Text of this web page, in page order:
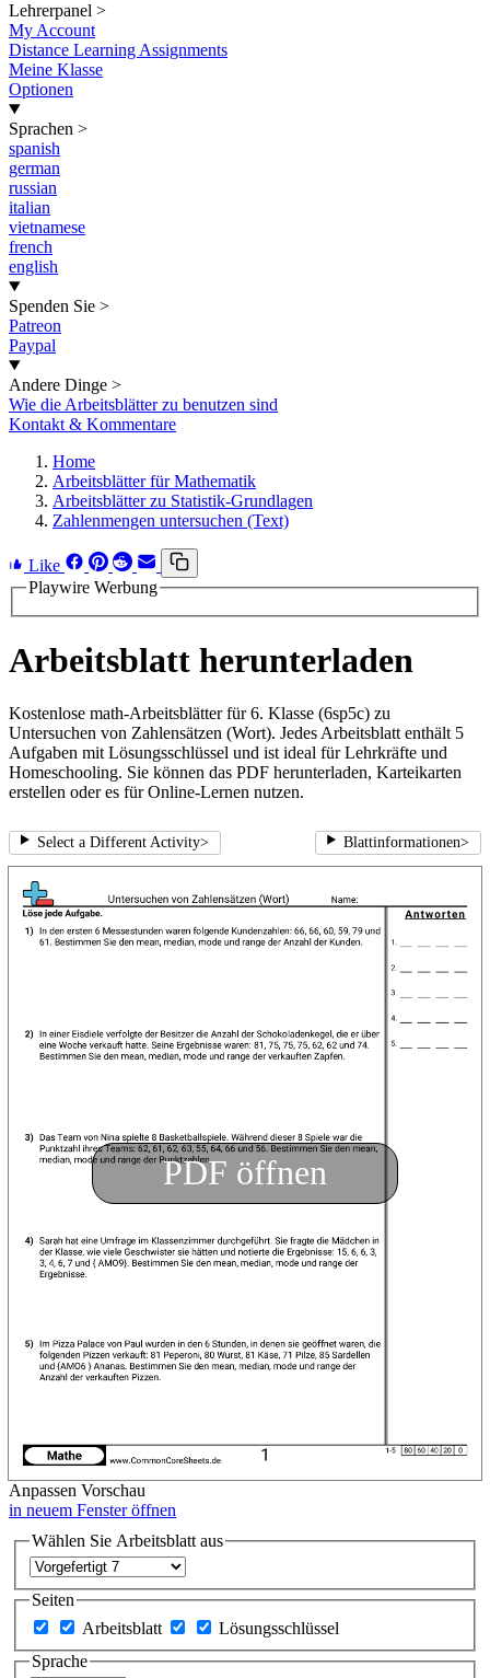
Lehrerpanel >
My Account
Distance Learning Assignments
Meine Klasse
Optionen
Sprachen >
spanish
german
russian
italian
vietnamese
french
english
Spenden Sie >
Patreon
Paypal
Andere Dinge >
Wie die Arbeitsblätter zu benutzen sind
Kontakt & Kommentare
Home
Arbeitsblätter für Mathematik
Arbeitsblätter zu Statistik-Grundlagen
Zahlenmengen untersuchen (Text)
Like
Playwire Werbung
Arbeitsblatt herunterladen
Kostenlose math-Arbeitsblätter für 6. Klasse (6sp5c) zu
Untersuchen von Zahlensätzen (Wort). Jedes Arbeitsblatt enthält 5
Aufgaben mit Lösungsschlüssel und ist ideal für Lehrkräfte und
Homeschooling. Sie können das PDF herunterladen, Karteikarten
erstellen oder es für Online-Lernen nutzen.
Select a Different Activity> Blattinformationen>
PDF öffnen
Anpassen Vorschau
in neuem Fenster öffnen
Wählen Sie Arbeitsblatt aus
Seiten
Arbeitsblatt
Lösungsschlüssel
Sprache